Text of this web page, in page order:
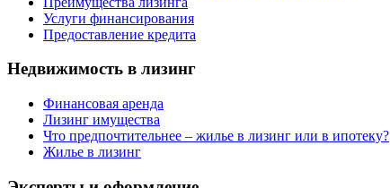
Услуги финансирования
Предоставление кредита
Недвижимость в лизинг
Финансовая аренда
Лизинг имущества
Что предпочтительнее – жилье в лизинг или в ипотеку?
Жилье в лизинг